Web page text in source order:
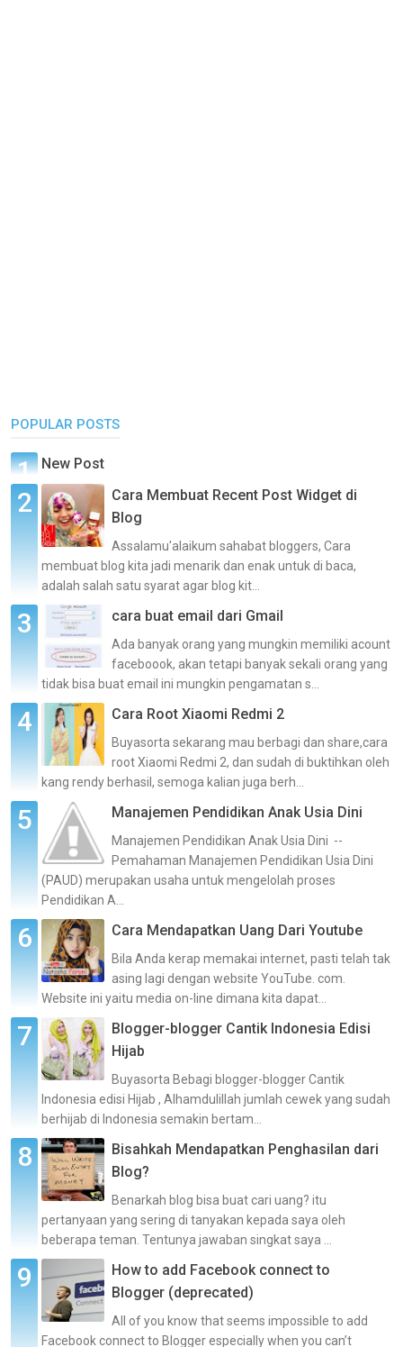
POPULAR POSTS
New Post
Cara Membuat Recent Post Widget di
Blog
Assalamu'alaikum sahabat bloggers, Cara
membuat blog kita jadi menarik dan enak untuk di baca,
adalah salah satu syarat agar blog kit...
cara buat email dari Gmail
Ada banyak orang yang mungkin memiliki acount
faceboook, akan tetapi banyak sekali orang yang
tidak bisa buat email ini mungkin pengamatan s...
Cara Root Xiaomi Redmi 2
Buyasorta sekarang mau berbagi dan share,cara
root Xiaomi Redmi 2, dan sudah di buktihkan oleh
kang rendy berhasil, semoga kalian juga berh...
Manajemen Pendidikan Anak Usia Dini
Manajemen Pendidikan Anak Usia Dini --
Pemahaman Manajemen Pendidikan Usia Dini
(PAUD) merupakan usaha untuk mengelolah proses
Pendidikan A...
Cara Mendapatkan Uang Dari Youtube
Bila Anda kerap memakai internet, pasti telah tak
asing lagi dengan website YouTube. com.
Website ini yaitu media on-line dimana kita dapat...
Blogger-blogger Cantik Indonesia Edisi
Hijab
Buyasorta Bebagi blogger-blogger Cantik
Indonesia edisi Hijab , Alhamdulillah jumlah cewek yang sudah
berhijab di Indonesia semakin bertam...
Bisahkah Mendapatkan Penghasilan dari
Blog?
Benarkah blog bisa buat cari uang? itu
pertanyaan yang sering di tanyakan kepada saya oleh
beberapa teman. Tentunya jawaban singkat saya ...
How to add Facebook connect to
Blogger (deprecated)
All of you know that seems impossible to add
Facebook connect to Blogger especially when you can’t